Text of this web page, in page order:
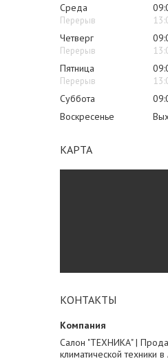
Среда
Четверг
Пятница
Суббота
Воскресенье
КАРТА
КОНТАКТЫ
Салон "ТЕХНИКА" |
климатической техники в